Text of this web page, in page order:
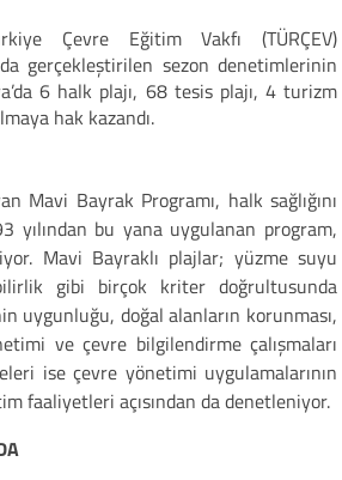
Çevre Eğitim Vakfı (TÜRÇEV)
gerçekleştirilen sezon denetimlerinin
6 halk plajı, 68 tesis plajı, 4 turizm
hak kazandı.
Mavi Bayrak Programı, halk sağlığını
yılından bu yana uygulanan program,
Mavi Bayraklı plajlar; yüzme suyu
gibi birçok kriter doğrultusunda
uygunluğu, doğal alanların korunması,
ve çevre bilgilendirme çalışmaları
ise çevre yönetimi uygulamalarının
faaliyetleri açısından da denetleniyor.